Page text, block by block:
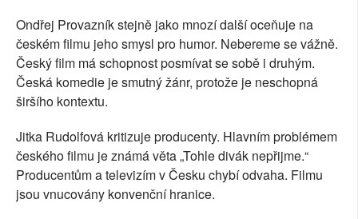
Ondřej Provazník stejně jako mnozí další oceňuje na
českém filmu jeho smysl pro humor. Nebereme se vážně.
Český film má schopnost posmívat se sobě i druhým.
Česká komedie je smutný žánr, protože je neschopná
širšího kontextu.
Jitka Rudolfová kritizuje producenty. Hlavním problémem
českého filmu je známá věta „Tohle divák nepřijme.“
Producentům a televizím v Česku chybí odvaha. Filmu
jsou vnucovány konvenční hranice.